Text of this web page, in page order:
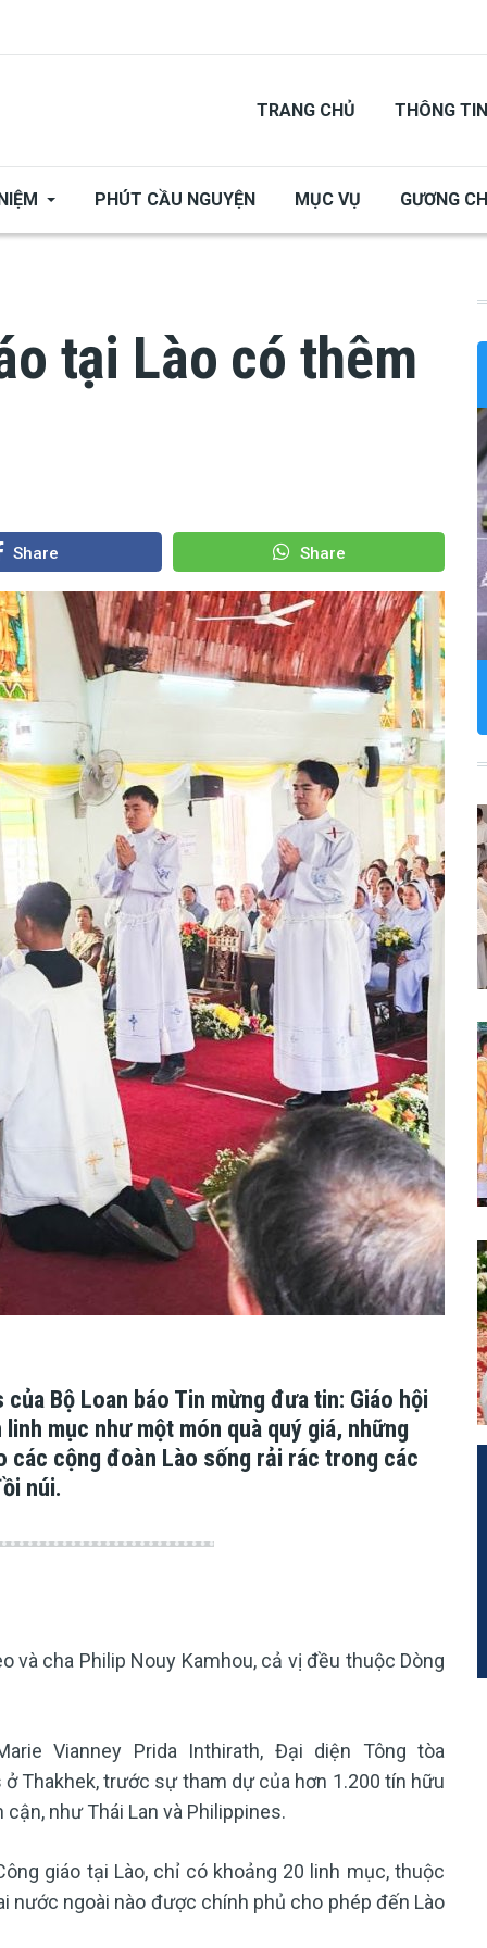
TRANG CHỦ THÔNG TIN
PHÚT CẦU NGUYỆN MỤC VỤ GƯƠNG
tại Lào có thêm
Share Share
Bộ Loan báo Tin mừng đưa tin: Giáo hội
mục như một món quà quý giá, những
cộng đoàn Lào sống rải rác trong các
núi.
và cha Philip Nouy Kamhou, cả vị đều thuộc Dòng
Vianney Prida Inthirath, Đại diện Tông tòa
Thakhek, trước sự tham dự của hơn 1.200 tín hữu
như Thái Lan và Philippines.
giáo tại Lào, chỉ có khoảng 20 linh mục, thuộc
nước ngoài nào được chính phủ cho phép đến Lào